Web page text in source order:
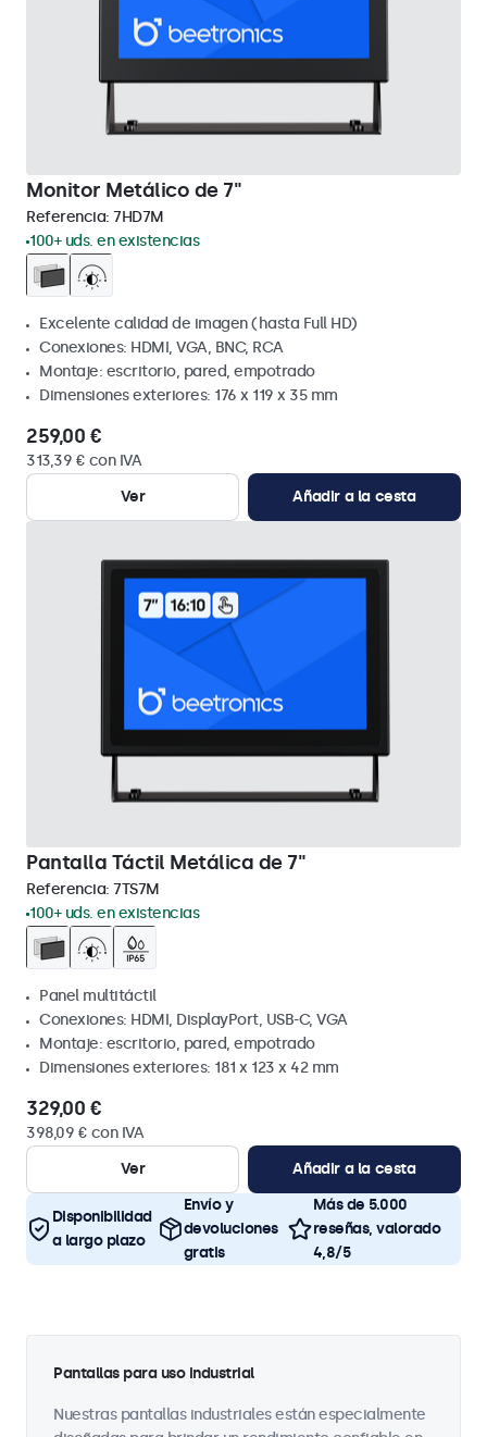
Monitor Metálico de 7"
Referencia: 7HD7M
100+ uds. en existencias
Excelente calidad de imagen (hasta Full HD)
Conexiones: HDMI, VGA, BNC, RCA
Montaje: escritorio, pared, empotrado
Dimensiones exteriores: 176 x 119 x 35 mm
259,00 €
313,39 € con IVA
Ver
Añadir a la cesta
Pantalla Táctil Metálica de 7"
Referencia: 7TS7M
100+ uds. en existencias
Panel multitáctil
Conexiones: HDMI, DisplayPort, USB-C, VGA
Montaje: escritorio, pared, empotrado
Dimensiones exteriores: 181 x 123 x 42 mm
329,00 €
398,09 € con IVA
Ver
Añadir a la cesta
Disponibilidad
a largo plazo
Envío y
devoluciones
gratis
Más de 5.000
reseñas, valorado
4,8/5
Pantallas para uso industrial
Nuestras pantallas industriales están especialmente